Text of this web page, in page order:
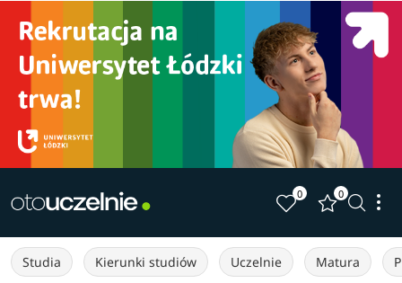
0 0
Studia Kierunki studiów Uczelnie Matura